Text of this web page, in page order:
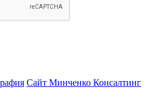
Сайт Минченко Консалтинг